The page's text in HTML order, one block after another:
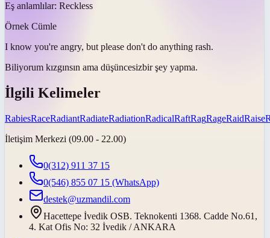
Eş anlamlılar: Reckless
Örnek Cümle
I know you're angry, but please don't do anything rash.
Biliyorum kızgınsın ama düşüncesizbir şey yapma.
İlgili Kelimeler
RabiesRaceRadiantRadiateRadiationRadicalRaftRagRageRaidRaise
İletişim Merkezi (09.00 - 22.00)
0(312) 911 37 15
0(546) 855 07 15 (WhatsApp)
destek@uzmandil.com
Hacettepe İvedik OSB. Teknokenti 1368. Cadde No.61,
4. Kat Ofis No: 32 İvedik / ANKARA